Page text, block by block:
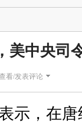
美中央司
看/发表评论
示，在